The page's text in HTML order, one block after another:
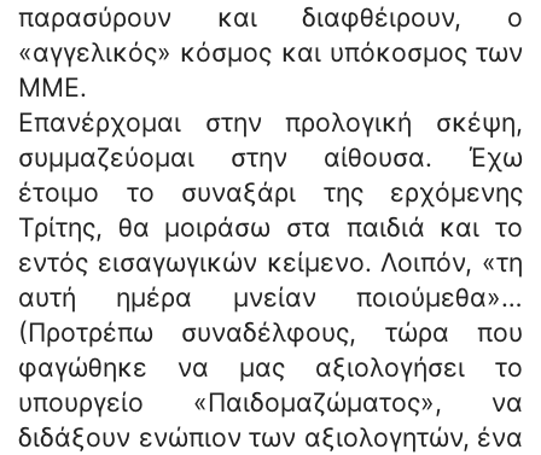
παρασύρουν και διαφθέιρουν, ο
«αγγελικός» κόσμος και υπόκοσμος των
ΜΜΕ.
Επανέρχομαι στην προλογική σκέψη,
συμμαζεύομαι στην αίθουσα. Έχω
έτοιμο το συναξάρι της ερχόμενης
Τρίτης, θα μοιράσω στα παιδιά και το
εντός εισαγωγικών κείμενο. Λοιπόν, «τη
αυτή ημέρα μνείαν ποιούμεθα»…
(Προτρέπω συναδέλφους, τώρα που
φαγώθηκε να μας αξιολογήσει το
υπουργείο «Παιδομαζώματος», να
διδάξουν ενώπιον των αξιολογητών, ένα